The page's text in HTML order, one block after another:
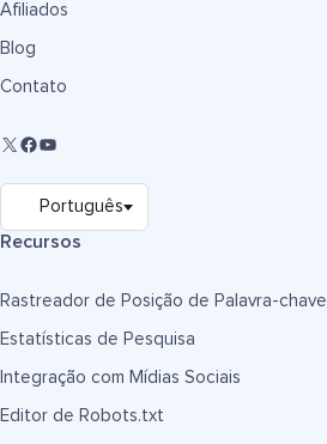
Afiliados
Blog
Contato
Recursos
Rastreador de Posição de Palavra-chave
Estatísticas de Pesquisa
Integração com Mídias Sociais
Editor de Robots.txt